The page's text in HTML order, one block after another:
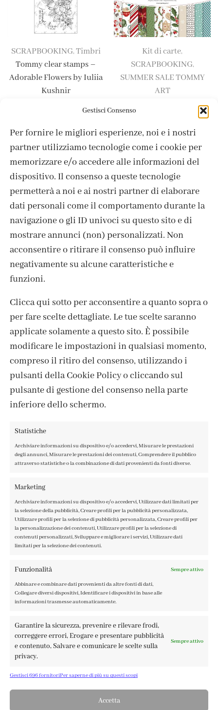
Gestisci Consenso
Per fornire le migliori esperienze, noi e i nostri
partner utilizziamo tecnologie come i cookie per
memorizzare e/o accedere alle informazioni del
dispositivo. Il consenso a queste tecnologie
permetterà a noi e ai nostri partner di elaborare
dati personali come il comportamento durante la
navigazione o gli ID univoci su questo sito e di
mostrare annunci (non) personalizzati. Non
acconsentire o ritirare il consenso può influire
negativamente su alcune caratteristiche e
funzioni.
Clicca qui sotto per acconsentire a quanto sopra o
per fare scelte dettagliate. Le tue scelte saranno
applicate solamente a questo sito. È possibile
modificare le impostazioni in qualsiasi momento,
compreso il ritiro del consenso, utilizzando i
pulsanti della Cookie Policy o cliccando sul
pulsante di gestione del consenso nella parte
inferiore dello schermo.
Statistiche
Archiviare informazioni su dispositivo e/o accedervi, Misurare le prestazioni
degli annunci, Misurare le prestazioni dei contenuti, Comprendere il pubblico
attraverso statistiche o la combinazione di dati provenienti da fonti diverse.
Marketing
Archiviare informazioni su dispositivo e/o accedervi, Utilizzare dati limitati per
la selezione della pubblicità, Creare profili per la pubblicità personalizzata,
Utilizzare profili per la selezione di pubblicità personalizzata, Creare profili per
la personalizzazione dei contenuti, Utilizzare profili per la selezione di
contenuti personalizzati, Sviluppare e migliorare i servizi, Utilizzare dati
limitati per la selezione dei contenuti.
Funzionalità Sempre attivo
Abbinare e combinare dati provenienti da altre fonti di dati,
Collegare diversi dispositivi, Identificare i dispositivi in base alle
informazioni trasmesse automaticamente.
Garantire la sicurezza, prevenire e rilevare frodi,
correggere errori, Erogare e presentare pubblicità
e contenuto, Salvare e comunicare le scelte sulla
privacy.
Sempre attivo
Gestisci 696 fornitoriPer saperne di più su questi scopi
Accetta
SCRAPBOOKING, Timbri
Tommy clear stamps –
Adorable Flowers by Iuliia
Kushnir
Kit di carte,
SCRAPBOOKING,
SUMMER SALE TOMMY
ART
Tommy paper pack –
13,20€ 6,60€
ISCRIVITI ALLA NEWSLETTER
CONTATTI
COOKIE POLICY
PRIVACY POLICY
TERMINI E CONDIZIONI
FABBRICA DEL COLORE, VIA TAGLIAMENTO 13, 23900 LECCO
– ©ABRALUX SRL P.IVA 01504540137 | DESIGN BY